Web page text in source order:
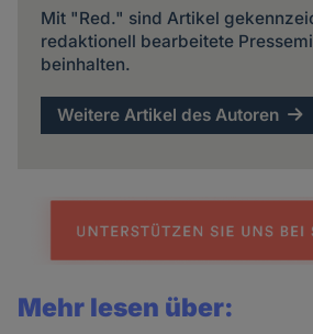
Mit "Red." sind Artikel
redaktionell bearbeitete
beinhalten.
Weitere Artikel des Autoren
Mehr lesen über: